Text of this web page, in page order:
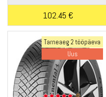
102.45 €
Tarneaeg 2 tööpäeva
Uus